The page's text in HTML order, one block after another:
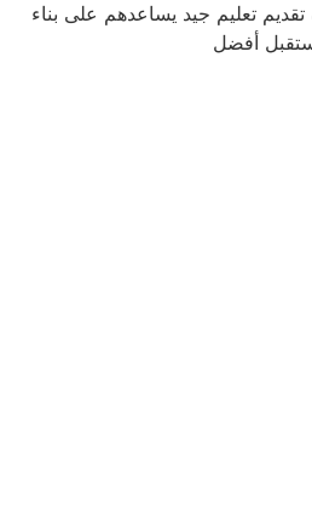
تعليم جيد يساعدهم على بناء
أفضل